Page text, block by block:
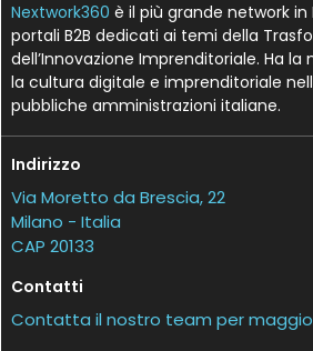
Nextwork360 è il più grande network
portali B2B dedicati ai temi della
dell’Innovazione Imprenditoriale. Ha
la cultura digitale e imprenditoriale
pubbliche amministrazioni italiane.
Indirizzo
Via Moretto da Brescia, 22
Milano - Italia
CAP 20133
Contatti
Contatta il nostro team per